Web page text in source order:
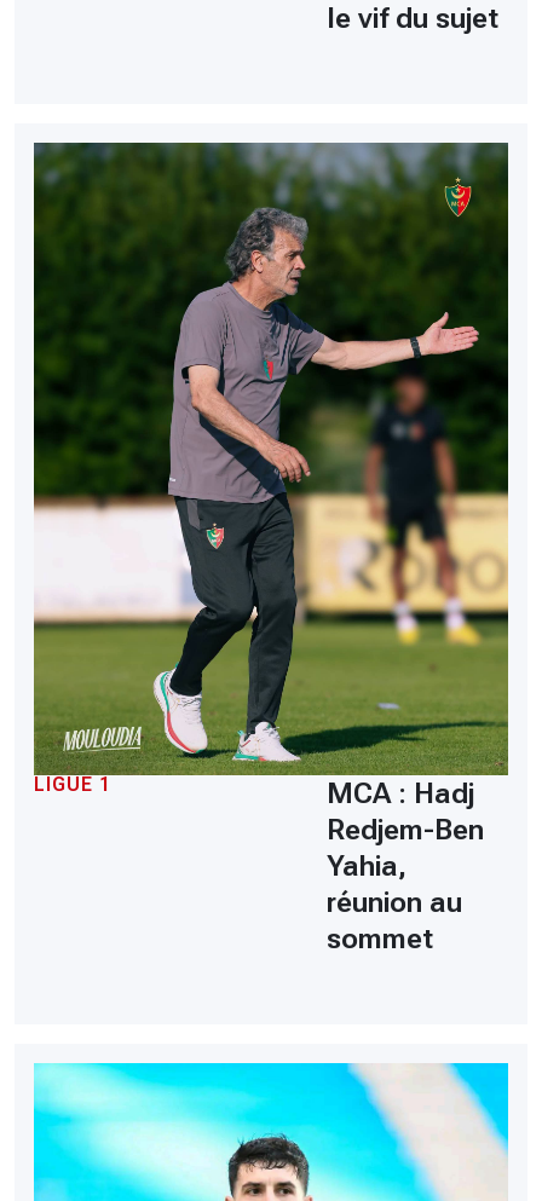
le vif du sujet
LIGUE 1
MCA : Hadj
Redjem-Ben
Yahia,
réunion au
sommet